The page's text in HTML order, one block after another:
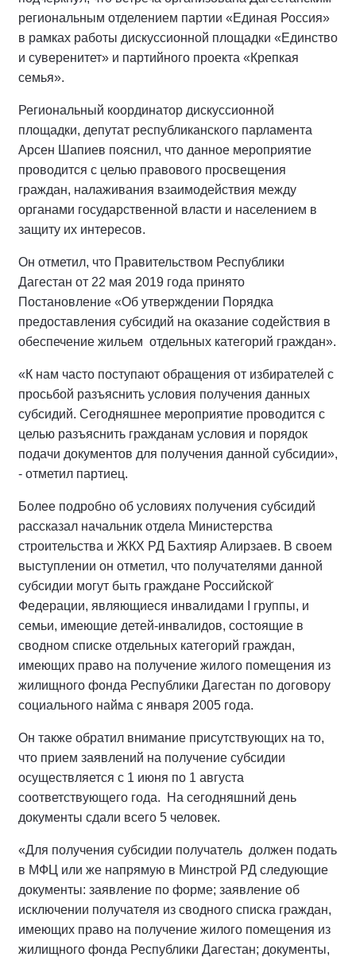
региональным отделением партии «Единая Россия»
в рамках работы дискуссионной площадки «Единство
и суверенитет» и партийного проекта «Крепкая
семья».
Региональный координатор дискуссионной
площадки, депутат республиканского парламента
Арсен Шапиев пояснил, что данное мероприятие
проводится с целью правового просвещения
граждан, налаживания взаимодействия между
органами государственной власти и населением в
защиту их интересов.
Он отметил, что Правительством Республики
Дагестан от 22 мая 2019 года принято
Постановление «Об утверждении Порядка
предоставления субсидий на оказание содействия в
обеспечение жильем отдельных категорий граждан».
«К нам часто поступают обращения от избирателей с
просьбой разъяснить условия получения данных
субсидий. Сегодняшнее мероприятие проводится с
целью разъяснить гражданам условия и порядок
подачи документов для получения данной субсидии»,
- отметил партиец.
Более подробно об условиях получения субсидий
рассказал начальник отдела Министерства
строительства и ЖКХ РД Бахтияр Алирзаев. В своем
выступлении он отметил, что получателями данной
субсидии могут быть граждане Российской̆
Федерации, являющиеся инвалидами I группы, и
семьи, имеющие детей-инвалидов, состоящие в
сводном списке отдельных категорий граждан,
имеющих право на получение жилого помещения из
жилищного фонда Республики Дагестан по договору
социального найма с января 2005 года.
Он также обратил внимание присутствующих на то,
что прием заявлений на получение субсидии
осуществляется с 1 июня по 1 августа
соответствующего года. На сегодняшний день
документы сдали всего 5 человек.
«Для получения субсидии получатель должен подать
в МФЦ или же напрямую в Минстрой РД следующие
документы: заявление по форме; заявление об
исключении получателя из сводного списка граждан,
имеющих право на получение жилого помещения из
жилищного фонда Республики Дагестан; документы,